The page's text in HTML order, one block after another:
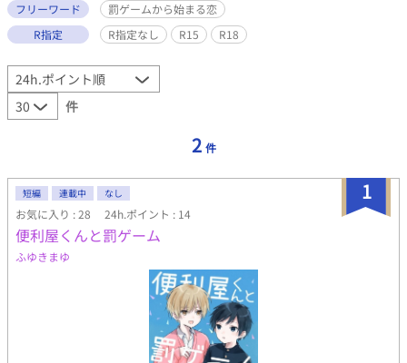
フリーワード
罰ゲームから始まる恋
R指定
R指定なし R15 R18
件
2 件
1
短編 連載中 なし
お気に入り : 28 24h.ポイント : 14
便利屋くんと罰ゲーム
ふゆきまゆ